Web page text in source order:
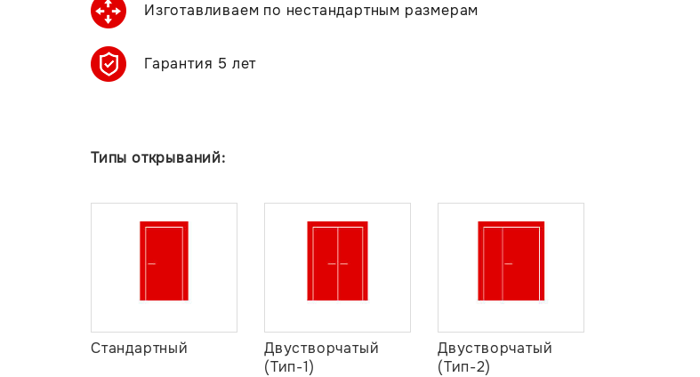
Изготавливаем по нестандартным размерам
Гарантия 5 лет
Типы открываний:
Стандартный
Двустворчатый
(Тип-1)
Двустворчатый
(Тип-2)